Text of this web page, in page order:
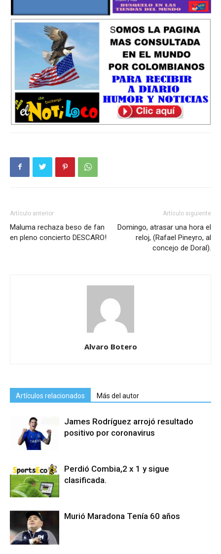
Artículo anterior
Maluma rechaza beso de fan
en pleno concierto DESCARO!
Artículo siguiente
Domingo, atrasar una hora el
reloj, (Rafael Pineyro, al
concejo de Doral).
Alvaro Botero
Artículos relacionados Más del autor
James Rodríguez arrojó resultado
positivo por coronavirus
Perdió Combia,2 x 1 y sigue
clasificada.
Murió Maradona Tenía 60 años